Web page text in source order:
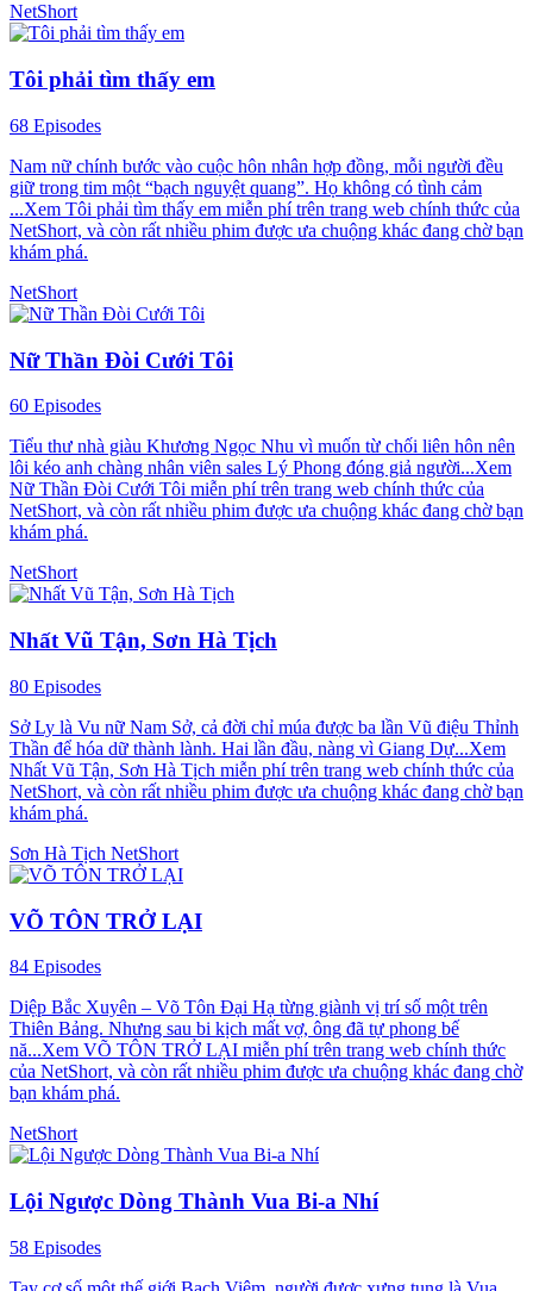
NetShort
Tôi phải tìm thấy em
68 Episodes
Nam nữ chính bước vào cuộc hôn nhân hợp đồng, mỗi người đều
giữ trong tim một “bạch nguyệt quang”. Họ không có tình cảm
...Xem Tôi phải tìm thấy em miễn phí trên trang web chính thức của
NetShort, và còn rất nhiều phim được ưa chuộng khác đang chờ bạn
khám phá.
NetShort
Nữ Thần Đòi Cưới Tôi
60 Episodes
Tiểu thư nhà giàu Khương Ngọc Nhu vì muốn từ chối liên hôn nên
lôi kéo anh chàng nhân viên sales Lý Phong đóng giả người...Xem
Nữ Thần Đòi Cưới Tôi miễn phí trên trang web chính thức của
NetShort, và còn rất nhiều phim được ưa chuộng khác đang chờ bạn
khám phá.
NetShort
Nhất Vũ Tận, Sơn Hà Tịch
80 Episodes
Sở Ly là Vu nữ Nam Sở, cả đời chỉ múa được ba lần Vũ điệu Thỉnh
Thần để hóa dữ thành lành. Hai lần đầu, nàng vì Giang Dự...Xem
Nhất Vũ Tận, Sơn Hà Tịch miễn phí trên trang web chính thức của
NetShort, và còn rất nhiều phim được ưa chuộng khác đang chờ bạn
khám phá.
Sơn Hà Tịch NetShort
VÕ TÔN TRỞ LẠI
84 Episodes
Diệp Bắc Xuyên – Võ Tôn Đại Hạ từng giành vị trí số một trên
Thiên Bảng. Nhưng sau bi kịch mất vợ, ông đã tự phong bế
nă...Xem VÕ TÔN TRỞ LẠI miễn phí trên trang web chính thức
của NetShort, và còn rất nhiều phim được ưa chuộng khác đang chờ
bạn khám phá.
NetShort
Lội Ngược Dòng Thành Vua Bi-a Nhí
58 Episodes